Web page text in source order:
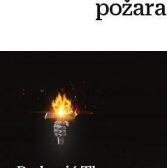
požara